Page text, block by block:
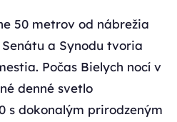
50 metrov od nábrežia
a Synodu tvoria
Počas Bielych nocí v
denné svetlo
s dokonalým prirodzeným